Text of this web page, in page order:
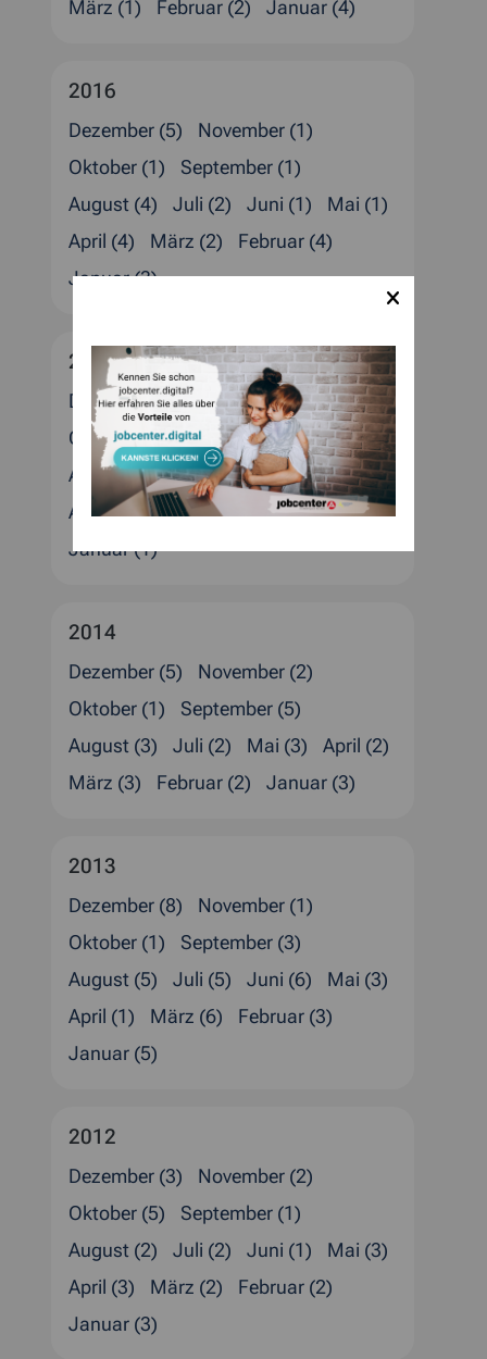
März (1) Februar (2) Januar (4)
2016
Dezember (5)
November (1)
Oktober (1)
September (1)
August (4)
Juli (2) Juni (1)
Mai (1)
April (4)
März (2)
Februar (4)
Januar (3)
2015
Dezember (4)
November (1)
Oktober (5)
September (1)
August (2)
Juli (2) Juni (1)
Mai (3)
April (1)
März (4)
Februar (3)
Januar (1)
2014
Dezember (5)
November (2)
Oktober (1)
September (5)
August (3)
Juli (2) Mai (3)
April (2)
März (3)
Februar (2) Januar (3)
2013
Dezember (8)
November (1)
Oktober (1)
September (3)
August (5)
Juli (5) Juni (6)
Mai (3)
April (1)
März (6)
Februar (3)
Januar (5)
2012
Dezember (3)
November (2)
Oktober (5)
September (1)
August (2)
Juli (2) Juni (1)
Mai (3)
April (3)
März (2)
Februar (2)
Januar (3)